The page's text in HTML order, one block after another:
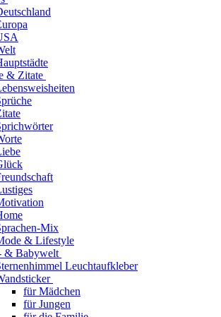
& Zitate
Mix
& Lifestyle
& Babywelt
Leuchtaufkleber
für Mädchen
für Jungen